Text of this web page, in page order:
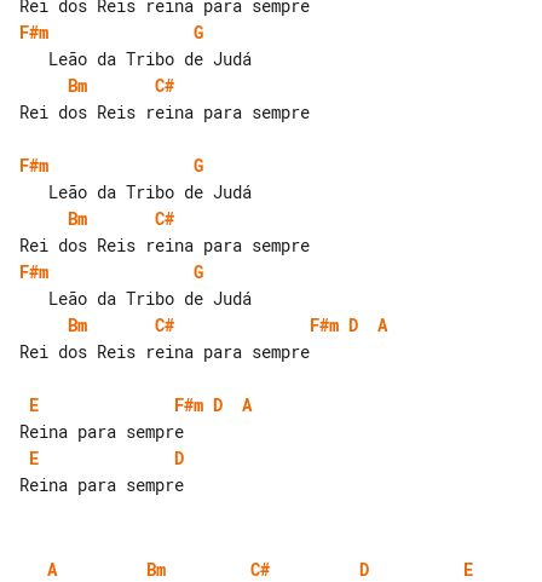
F#m
G
Bm
C#
Rei dos Reis reina para sempre
F#m
G
Bm
C#
F#m
G
Bm
C# F#m D
A
Rei dos Reis reina para sempre
E F#m D
A
E
D
A Bm C# D E